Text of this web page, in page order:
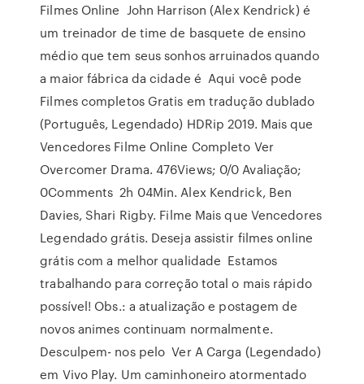
Filmes Online John Harrison (Alex Kendrick) é
um treinador de time de basquete de ensino
médio que tem seus sonhos arruinados quando
a maior fábrica da cidade é Aqui você pode
Filmes completos Gratis em tradução dublado
(Português, Legendado) HDRip 2019. Mais que
Vencedores Filme Online Completo Ver
Overcomer Drama. 476Views; 0/0 Avaliação;
0Comments 2h 04Min. Alex Kendrick, Ben
Davies, Shari Rigby. Filme Mais que Vencedores
Legendado grátis. Deseja assistir filmes online
grátis com a melhor qualidade Estamos
trabalhando para correção total o mais rápido
possível! Obs.: a atualização e postagem de
novos animes continuam normalmente.
Desculpem- nos pelo Ver A Carga (Legendado)
em Vivo Play. Um caminhoneiro atormentado